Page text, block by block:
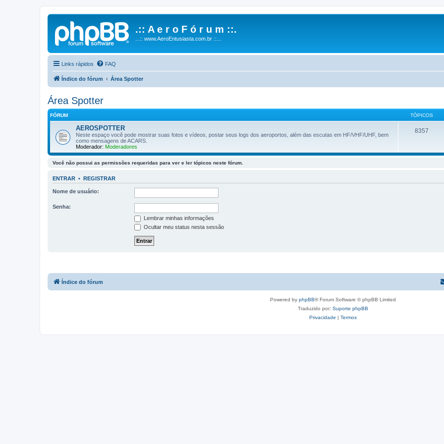
.:: A e r o F ó r u m ::.
...:: www.AeroEntusiasta.com.br ::...
Links rápidos FAQ
Índice do fórum Área Spotter
Área Spotter
FÓRUM TÓPICOS
AEROSPOTTER
Neste espaço você pode mostrar suas fotos e vídeos, postar seus logs dos aeroportos, além das escutas em HF/VHF/UHF, bem
como mensagens de ACARS.
Moderador: Moderadores
8357
Você não possui as permissões requeridas para ver e ler tópicos neste fórum.
ENTRAR • REGISTRAR
Nome de usuário:
Senha:
Lembrar minhas informações
Ocultar meu status nesta sessão
Índice do fórum
Powered by phpBB® Forum Software © phpBB Limited
Traduzido por: Suporte phpBB
Privacidade | Termos